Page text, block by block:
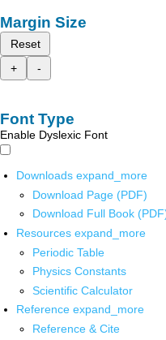
Margin Size
Reset
+
-
Font Type
Enable Dyslexic Font
Downloads expand_more
Download Page (PDF)
Download Full Book
Resources expand_more
Periodic Table
Physics Constants
Scientific Calculator
Reference expand_more
Reference & Cite